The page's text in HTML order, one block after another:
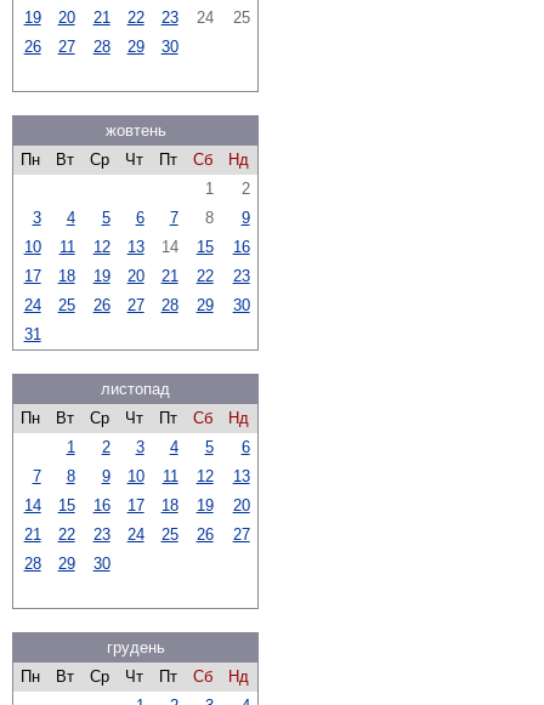
19
20 21 22 23 24
25
26
27 28 29 30
жовтень
Пн
Вт Ср Чт Пт Сб
Нд
1
2
3
4 5 6 7 8
9
10
11 12 13 14 15
16
17
18 19 20 21 22
23
24
25 26 27 28 29
30
31
листопад
Пн
Вт Ср Чт Пт Сб
Нд
1
2 3 4 5
6
7
8 9 10 11 12
13
14
15 16 17 18 19
20
21
22 23 24 25 26
27
28
29 30
грудень
Пн
Вт Ср Чт Пт Сб
Нд